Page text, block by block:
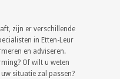
zijn er verschillende
in Etten-Leur
en adviseren.
Of wilt u weten
situatie zal passen?